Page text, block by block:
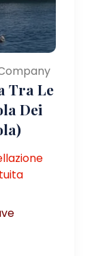
Tra Le
Dei